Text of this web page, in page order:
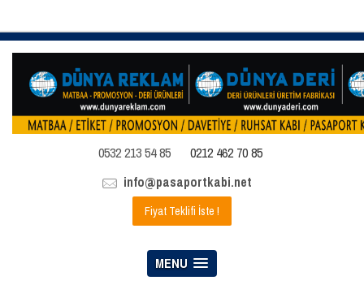
0532 213 54 85
0212 462 70 85
info@pasaportkabi.net
Fiyat Teklifi İste !
MENU